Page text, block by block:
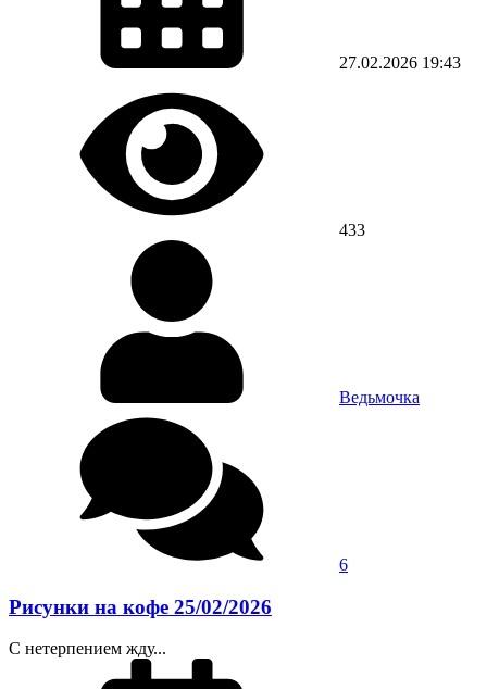
27.02.2026 19:43
433
Ведьмочка
6
Рисунки на кофе 25/02/2026
С нетерпением жду...